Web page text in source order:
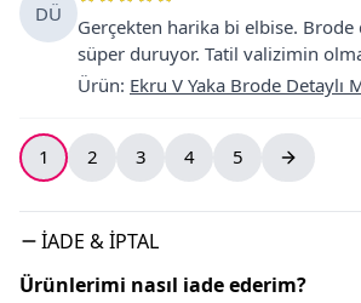
DÜ
Gerçekten harika bi elbise. Brode
süper duruyor. Tatil valizimin
Ürün: Ekru V Yaka Brode Detaylı
1 2 3 4 5
İADE & İPTAL
Ürünlerimi nasıl iade ederim?